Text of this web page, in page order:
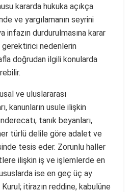
kararda hukuka açıkça
ve yargılamanın seyrini
infazın durdurulmasına karar
gerektirici nedenlerin
doğrudan ilgili konularda
ve uluslararası
kanunların usule ilişkin
tanık beyanları,
türlü delile göre adalet ve
tesis eder. Zorunlu haller
ilişkin iş ve işlemlerde en
ise en geç üç ay
Kurul; itirazın reddine, kabulüne